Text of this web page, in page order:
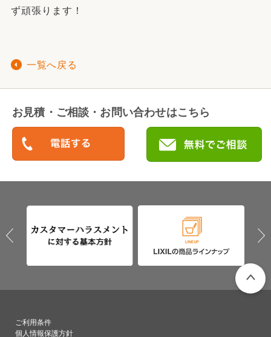
ず頑張ります！
一覧へ戻る
お見積・ご相談・お問い合わせはこちら
ご利用条件
個人情報保護方針